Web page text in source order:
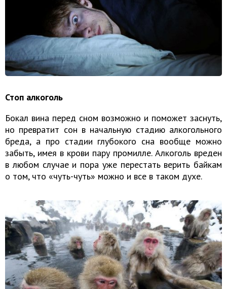
Стоп алкоголь
Бокал вина перед сном возможно и поможет заснуть,
но превратит сон в начальную стадию алкогольного
бреда, а про стадии глубокого сна вообще можно
забыть, имея в крови пару промилле. Алкоголь вреден
в любом случае и пора уже перестать верить байкам
о том, что «чуть-чуть» можно и все в таком духе.